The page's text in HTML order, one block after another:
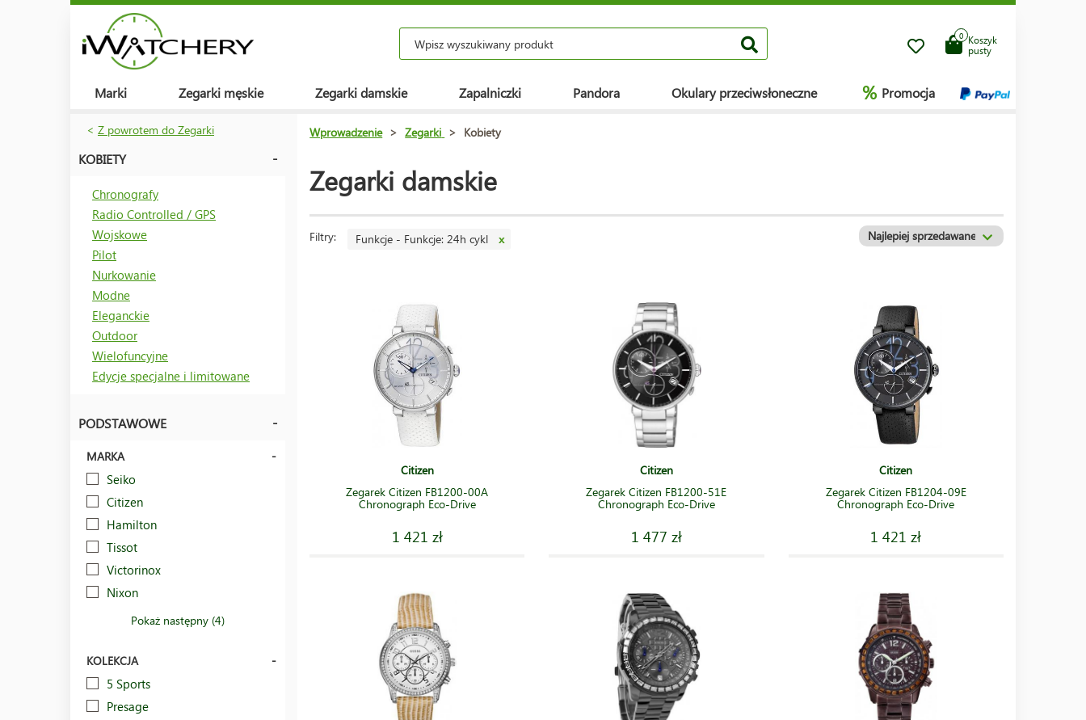
Koszyk
pusty
0
Marki Zegarki męskie Zegarki damskie Zapalniczki Pandora Okulary przeciwsłoneczne % Promocja
< Z powrotem do Zegarki
KOBIETY
Chronografy
Radio Controlled / GPS
Wojskowe
Pilot
Nurkowanie
Modne
Eleganckie
Outdoor
Wielofuncyjne
Edycje specjalne i limitowane
PODSTAWOWE
MARKA
Seiko
Citizen
Hamilton
Tissot
Victorinox
Nixon
Pokaż następny (4)
KOLEKCJA
5 Sports
Presage
Wprowadzenie > Zegarki > Kobiety
Zegarki damskie
Filtry: Funkcje - Funkcje: 24h cykl x
Citizen
Zegarek Citizen FB1200-00A
Chronograph Eco-Drive
1 421 zł
Citizen
Zegarek Citizen FB1200-51E
Chronograph Eco-Drive
1 477 zł
Citizen
Zegarek Citizen FB1204-09E
Chronograph Eco-Drive
1 421 zł